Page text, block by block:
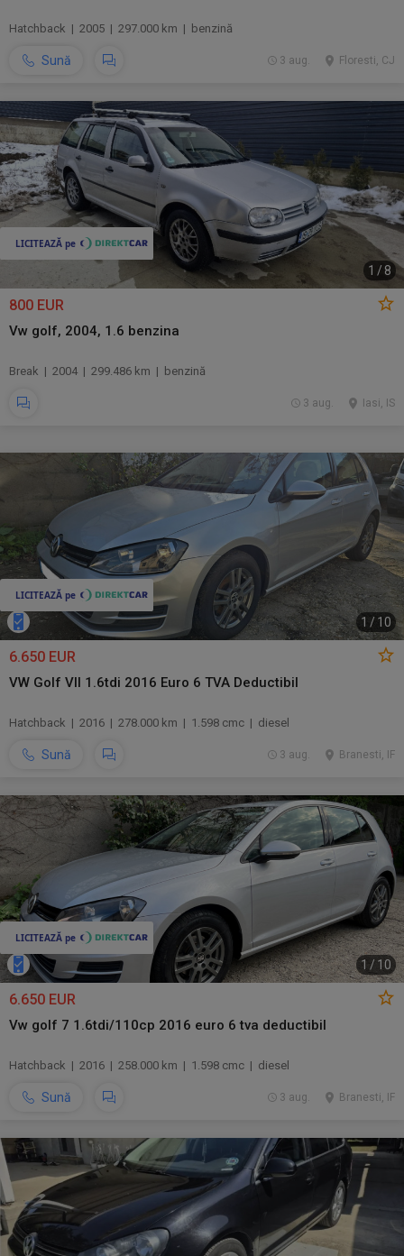
Hatchback | 2005 | 297.000 km | benzină
Sună Floresti, CJ
3 aug.
1 / 8
800 EUR
Vw golf, 2004, 1.6 benzina
Break | 2004 | 299.486 km | benzină
Iasi, IS
3 aug.
1 /10
6.650 EUR
VW Golf VII 1.6tdi 2016 Euro 6 TVA Deductibil
Hatchback | 2016 | 278.000 km | 1.598 cmc | diesel
Sună Branesti, IF
3 aug.
1 / 10
6.650 EUR
Vw golf 7 1.6tdi/110cp 2016 euro 6 tva deductibil
Hatchback | 2016 | 258.000 km | 1.598 cmc | diesel
Sună Branesti, IF
3 aug.